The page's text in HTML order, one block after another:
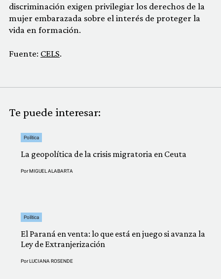
discriminación exigen privilegiar los derechos de la
mujer embarazada sobre el interés de proteger la
vida en formación.
Fuente: CELS.
Te puede interesar:
Política
La geopolítica de la crisis migratoria en Ceuta
PorMIGUEL ALABARTA
Política
El Paraná en venta: lo que está en juego si avanza la
Ley de Extranjerización
PorLUCIANA ROSENDE